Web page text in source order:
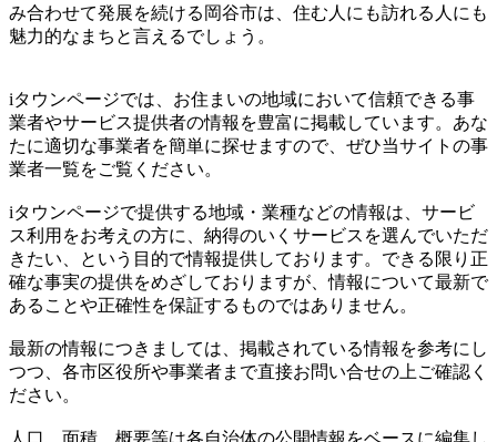
み合わせて発展を続ける岡谷市は、住む人にも訪れる人にも
魅力的なまちと言えるでしょう。
iタウンページでは、お住まいの地域において信頼できる事
業者やサービス提供者の情報を豊富に掲載しています。あな
たに適切な事業者を簡単に探せますので、ぜひ当サイトの事
業者一覧をご覧ください。
iタウンページで提供する地域・業種などの情報は、サービ
ス利用をお考えの方に、納得のいくサービスを選んでいただ
きたい、という目的で情報提供しております。できる限り正
確な事実の提供をめざしておりますが、情報について最新で
あることや正確性を保証するものではありません。
最新の情報につきましては、掲載されている情報を参考にし
つつ、各市区役所や事業者まで直接お問い合せの上ご確認く
ださい。
人口、面積、概要等は各自治体の公開情報をベースに編集し